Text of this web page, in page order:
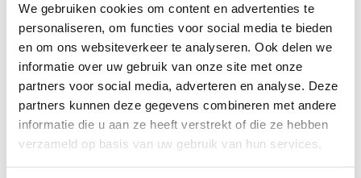
We gebruiken cookies om content en advertenties te
personaliseren, om functies voor social media te bieden
en om ons websiteverkeer te analyseren. Ook delen we
informatie over uw gebruik van onze site met onze
partners voor social media, adverteren en analyse. Deze
partners kunnen deze gegevens combineren met andere
informatie die u aan ze heeft verstrekt of die ze hebben
verzameld op basis van uw gebruik van hun services.
Alle Albo Signature DC en DA deuren zijn leverbaar als draai-,
schuif-, taatsdeuren of als dubbele deurenset. Daarnaast zijn de
deuren ook leverbaar in brandwerende of geluidwerende
uitvoering. De deuren kunnen met een kleine meerprijs van 29
euro ook grijs gegrond geleverd worden in plaats van wit gegrond
(RAL 7037), of voor + €39,- zwart gegrond geleverd worden. Het
bijzondere aan de Albo Signature DC en DA deuren is dat ze tot
een hoogte van maar liefst 300 cm gemaakt kunnen worden!